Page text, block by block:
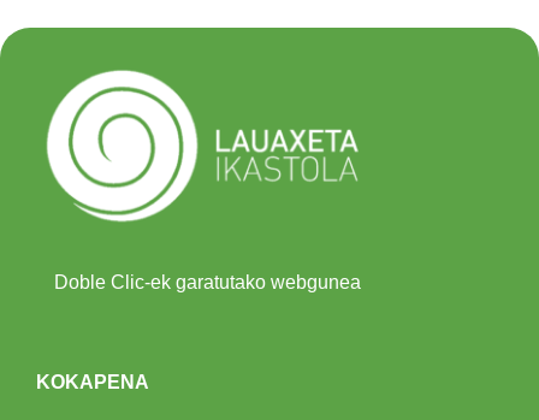
Doble Clic-ek garatutako webgunea
KOKAPENA